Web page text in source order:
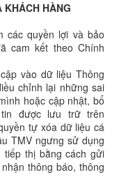
KHÁCH HÀNG
các quyền lợi và bảo
cam kết theo Chính
vào dữ liệu Thông
chỉnh lại những sai
hoặc cập nhật, bổ
được lưu trữ trên
tự xóa dữ liệu cá
TMV ngưng sử dụng
thị bằng cách gửi
thông báo, thông